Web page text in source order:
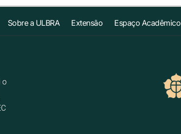
Sobre a ULBRA Extensão Espaço Acadêmico